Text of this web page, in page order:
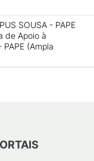
SOUSA - PAPE
de Apoio à
(Ampla